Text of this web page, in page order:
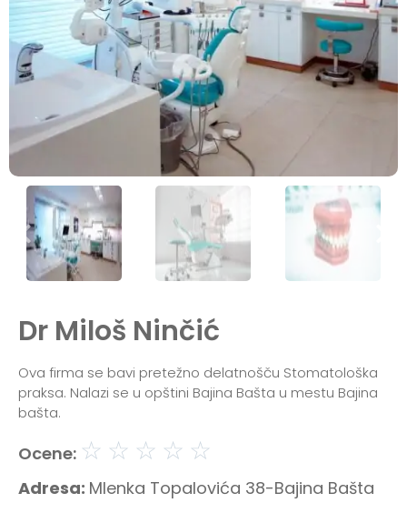
Dr Miloš Ninčić
Ova firma se bavi pretežno delatnošču Stomatološka
praksa. Nalazi se u opštini Bajina Bašta u mestu Bajina
bašta.
Ocene: ☆ ☆ ☆ ☆ ☆
Adresa: Mlenka Topalovića 38-Bajina Bašta